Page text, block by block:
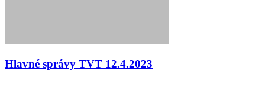
Hlavné správy TVT 12.4.2023